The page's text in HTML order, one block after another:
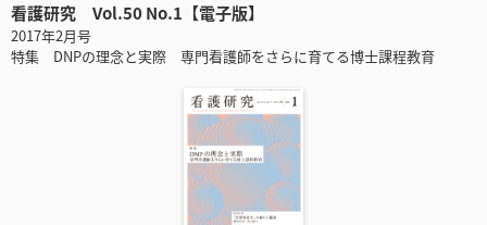
看護研究 Vol.50 No.1【電子版】
2017年2月号
特集 DNPの理念と実際 専門看護師をさらに育てる博士課程教育